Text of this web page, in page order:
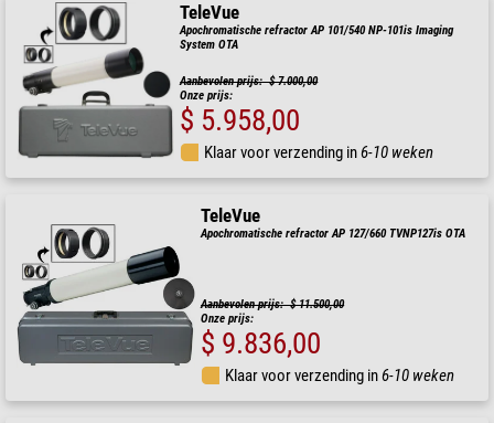
TeleVue
Apochromatische refractor AP 101/540 NP-101is Imaging
System OTA
Aanbevolen prijs: $ 7.000,00
Onze prijs:
$ 5.958,00
Klaar voor verzending in6-10 weken
TeleVue
Apochromatische refractor AP 127/660 TVNP127is OTA
Aanbevolen prijs: $ 11.500,00
Onze prijs:
$ 9.836,00
Klaar voor verzending in6-10 weken